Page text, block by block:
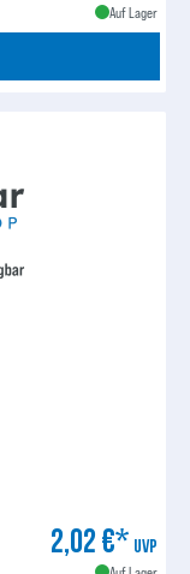
Auf Lager
2,02 €* UVP